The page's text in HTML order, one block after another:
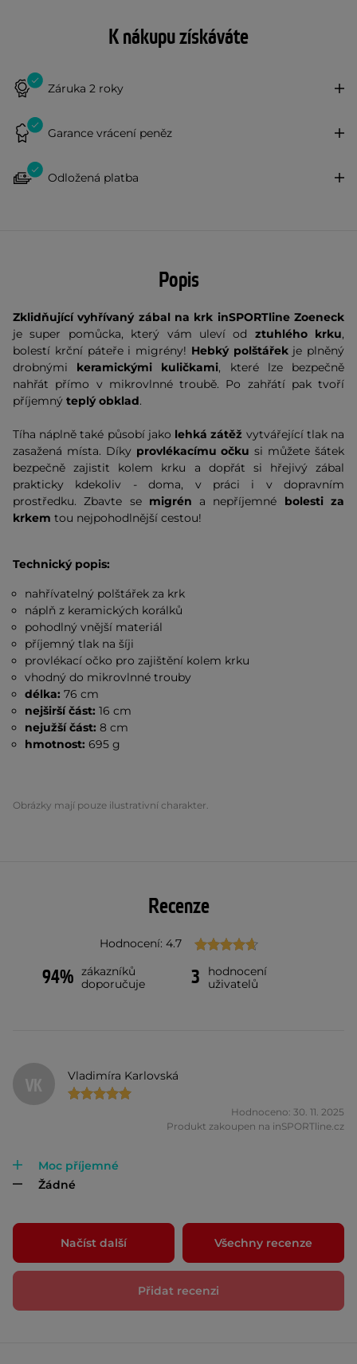
K nákupu získáváte
Záruka 2 roky
Garance vrácení peněz
Odložená platba
Popis
Zklidňující vyhřívaný zábal na krk inSPORTline Zoeneck
je super pomůcka, který vám uleví od ztuhlého krku,
bolestí krční páteře i migrény! Hebký polštářekje plněný
drobnými keramickými kuličkami, které lze bezpečně
nahřát přímo v mikrovlnné troubě. Po zahřátí pak tvoří
příjemný teplý obklad.
Tíha náplně také působí jako lehká zátěž vytvářející tlak na
zasažená místa. Díky provlékacímu očku si můžete šátek
bezpečně zajistit kolem krku a dopřát si hřejivý zábal
prakticky kdekoliv - doma, v práci i v dopravním
prostředku. Zbavte se migrén a nepříjemné bolesti za
krkem tou nejpohodlnější cestou!
Technický popis:
nahřívatelný polštářek za krk
náplň z keramických korálků
pohodlný vnější materiál
příjemný tlak na šíji
provlékací očko pro zajištění kolem krku
vhodný do mikrovlnné trouby
délka:76 cm
nejširší část:16 cm
nejužší část:8 cm
hmotnost: 695 g
Obrázky mají pouze ilustrativní charakter.
Recenze
Hodnocení: 4.7
94% zákazníků
doporučuje
3
hodnocení
uživatelů
VK Vladimíra Karlovská
Hodnoceno: 30. 11. 2025
Produkt zakoupen na inSPORTline.cz
Moc příjemné
Žádné
Načíst další Všechny recenze
Přidat recenzi